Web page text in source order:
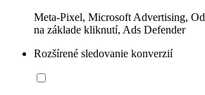
Meta-Pixel, Microsoft Advertising,
na základe kliknutí, Ads Defender
Rozšírené sledovanie konverzií